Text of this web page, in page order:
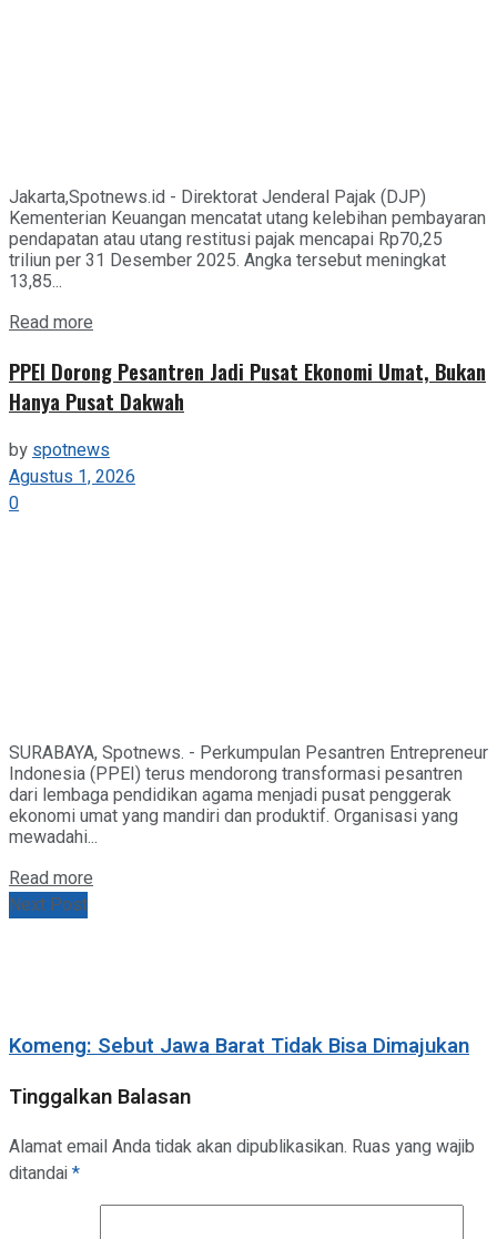
Jakarta,Spotnews.id - Direktorat Jenderal Pajak (DJP)
Kementerian Keuangan mencatat utang kelebihan pembayaran
pendapatan atau utang restitusi pajak mencapai Rp70,25
triliun per 31 Desember 2025. Angka tersebut meningkat
13,85...
Read more
PPEI Dorong Pesantren Jadi Pusat Ekonomi Umat, Bukan
Hanya Pusat Dakwah
byspotnews
Agustus 1, 2026
0
SURABAYA, Spotnews. - Perkumpulan Pesantren Entrepreneur
Indonesia (PPEI) terus mendorong transformasi pesantren
dari lembaga pendidikan agama menjadi pusat penggerak
ekonomi umat yang mandiri dan produktif. Organisasi yang
mewadahi...
Read more
Next Post
Komeng: Sebut Jawa Barat Tidak Bisa Dimajukan
Tinggalkan Balasan
Alamat email Anda tidak akan dipublikasikan. Ruas yang wajib
ditandai*